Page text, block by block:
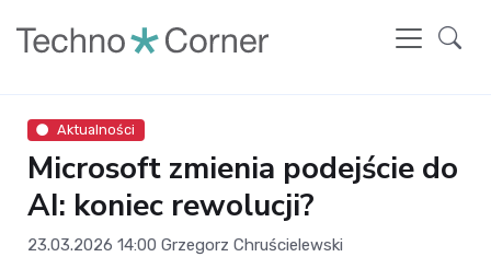
Aktualności
Microsoft zmienia podejście do
AI: koniec rewolucji?
23.03.2026 14:00 Grzegorz Chruścielewski